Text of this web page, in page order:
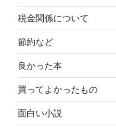
税金関係について
節約など
良かった本
買ってよかったもの
面白い小説